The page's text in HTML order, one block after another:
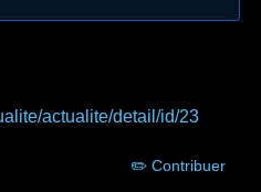
actualite/detail/id/23
✏️ Contribuer